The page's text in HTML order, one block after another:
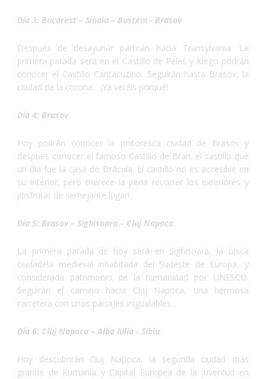
Día 3: Bucarest – Sinaia – Busteni - Brasov
Después de desayunar partirán hacia Transylvania. La
primera parada será en el Castillo de Peles y luego podrán
conocer el Castillo Cantacuzino. Seguirán hasta Brasov, la
ciudad de la corona... ¡Ya veréis porqué!
Día 4: Brasov
Hoy podrán conocer la pintoresca ciudad de Brasov y
después conocer el famoso Castillo de Bran, el castillo que
un día fue la casa de Drácula. El castillo no es accesible en
su interior, pero merece la pena recorrer los exteriores y
¡disfrutar de semejante lugar!
Día 5: Brasov – Sighisoara – Cluj Napoca
La primera parada de hoy será en Sighisoara, la única
ciudadela medieval inhabitada del Sudeste de Europa, y
considerada patrimonio de la humanidad por UNESCO.
Seguirán el camino hacia Cluj Napoca, una hermosa
carretera con unos paisajes inigualables.
Día 6: Cluj Napoca – Alba Iulia - Sibiu
Hoy descubrirán Cluj Napoca, la segunda ciudad más
grande de Rumania y Capital Europea de la juventud en